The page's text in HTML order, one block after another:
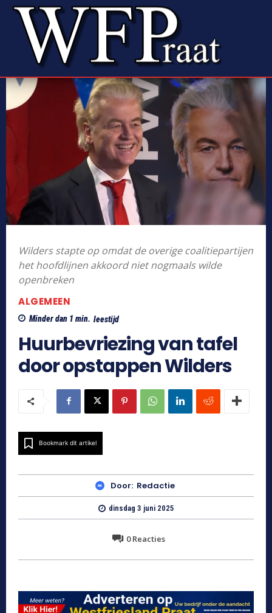
Wilders stapte op omdat de overige coalitiepartijen
het hoofdlijnen akkoord niet nogmaals wilde
openbreken
ALGEMEEN
Minder dan 1 min. leestijd
Huurbevriezing van tafel
door opstappen Wilders
Bookmark dit artikel
Door: Redactie
dinsdag 3 juni 2025
0Reacties